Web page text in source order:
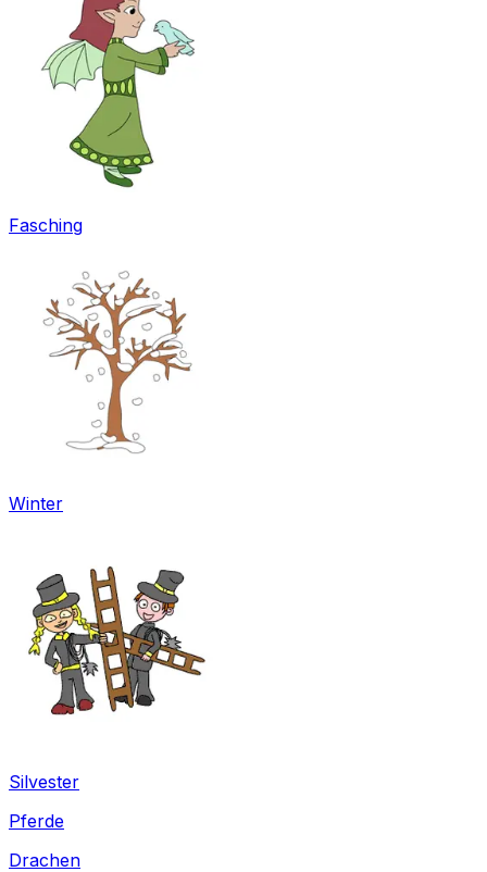
Fasching
Winter
Silvester
Pferde
Drachen